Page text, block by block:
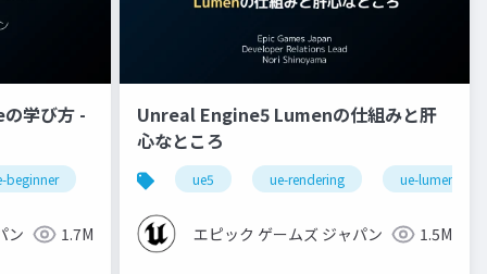
学び方 -
beginner
ン 1.7M
Unreal Engine5 Lumenの仕組みと肝
心なところ
ue5 ue-rendering ue-lumen
エピック ゲームズ ジャパン 1.5M